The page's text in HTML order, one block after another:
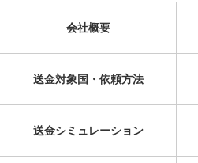
会社概要
送金対象国・依頼方法
送金シミュレーション